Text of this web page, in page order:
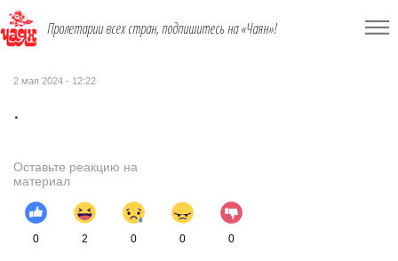
Пролетарии всех стран, подпишитесь на «Чаян»!
2 мая 2024 - 12:22
.
Оставьте реакцию на
материал
0 2 0 0 0